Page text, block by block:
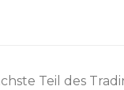
Teil des